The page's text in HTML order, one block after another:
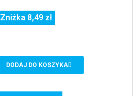
Zniżka 8,49 zł
DODAJ DO KOSZYKA